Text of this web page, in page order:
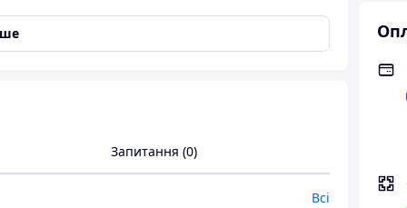
Запитання (0)
Всі